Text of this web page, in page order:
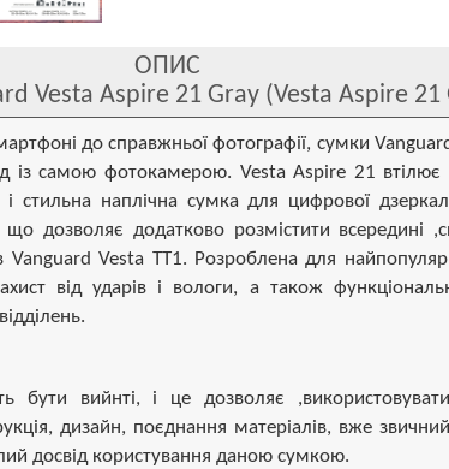
ОПИС
Vesta Aspire 21 Gray (Vesta Aspire 21
до справжньої фотографії, сумки
із самою фотокамерою. Vesta Aspire 21 втілює
наплічна сумка для цифрової
дозволяє додатково розмістити всередині
Vanguard Vesta TT1. Розроблена для
від ударів і вологи, а також
бути вийнті, і це дозволяє
дизайн, поєднання матеріалів, вже звичний
досвід користування даною сумкою.